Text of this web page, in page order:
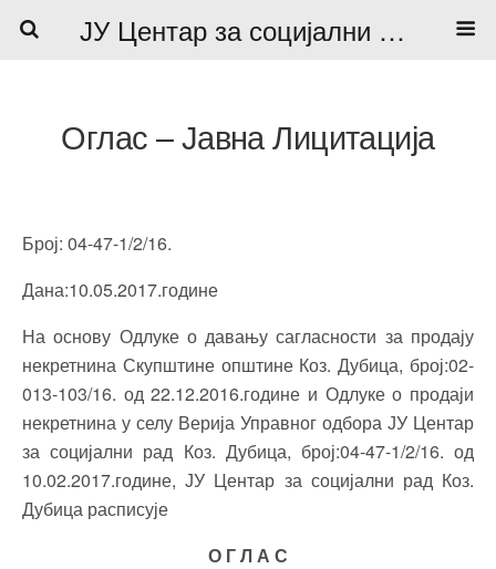
ЈУ Центар за социјални рад
Оглас – Јавна Лицитација
Број: 04-47-1/2/16.
Дана:10.05.2017.године
На основу Одлуке о давању сагласности за продају
некретнина Скупштине општине Коз. Дубица, број:02-
013-103/16. од 22.12.2016.године и Одлуке о продаји
некретнина у селу Верија Управног одбора ЈУ Центар
за социјални рад Коз. Дубица, број:04-47-1/2/16. од
10.02.2017.године, ЈУ Центар за социјални рад Коз.
Дубица расписује
О Г Л А С